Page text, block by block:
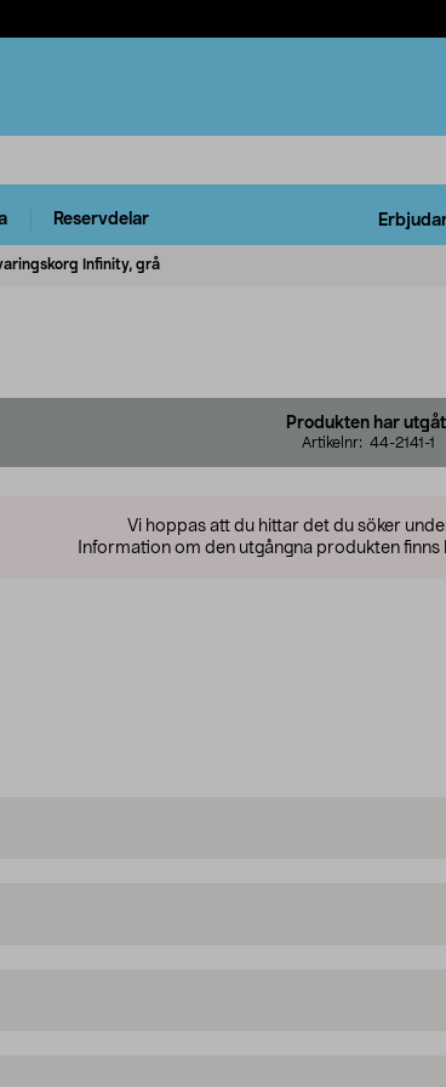
Reservdelar
Infinity, grå
Produkten har
Artikelnr: 44-2141-1
Vi hoppas att du hittar det du söker
Information om den utgångna produkten finns